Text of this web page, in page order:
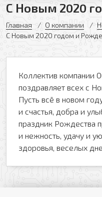
С Новым 2020
Главная О компании
С Новым 2020 годом и
Коллектив компании
поздравляет всех с
Пусть всё в новом
и счастья, добра и
праздник Рождества
и нежность, удачу и
здоровья, веселых
Заказать обратный
Ваш телефон
Ваше имя
Ваш телефон